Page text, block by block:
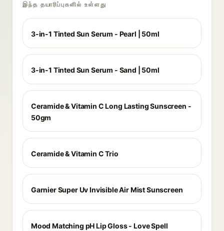
இந்த தயாரிப்புகளில் உள்ளது
3-in-1 Tinted Sun Serum - Pearl | 50ml
3-in-1 Tinted Sun Serum - Sand | 50ml
Ceramide & Vitamin C Long Lasting Sunscreen -
50gm
Ceramide & Vitamin C Trio
Garnier Super Uv Invisible Air Mist Sunscreen
Mood Matching pH Lip Gloss - Love Spell